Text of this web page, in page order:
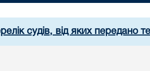
судів, від яких передано